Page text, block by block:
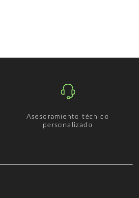
Asesoramiento técnico
personalizado